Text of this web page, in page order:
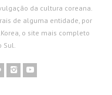
da cultura coreana.
de alguma entidade, por
o site mais completo